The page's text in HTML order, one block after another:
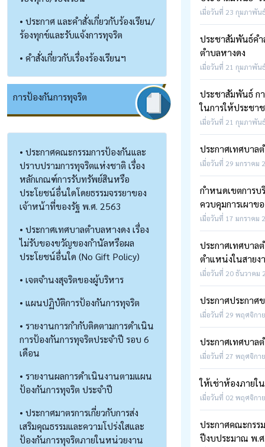
• ประกาศ และคำสั่งเกี่ยวกับร้องเรียน/
ร้องทุกข์และรับแจ้งการทุจริต
• คำสั่งเกี่ยวกับเรื่องร้องเรียนฯ
การป้องกันการทุจริต
• ประกาศคณะกรรมการป้องกันและ
ปราบปรามการทุจริตแห่งชาติ เรื่อง
หลักเกณฑ์การรับทรัพย์สินหรือ
ประโยชน์อื่นใดโดยธรรมจรรยาของ
เจ้าหน้าที่ของรัฐ พ.ศ. 2563
• ประกาศเทศบาลตำบลหางดง เรื่อง
ไม่รับของขวัญของกำนัลหรือผล
ประโยชน์อื่นใด (No Gift Policy)
• เจตจำนงสุจริตของผู้บริหาร
• แผนปฏิบัติการป้องกันการทุจริต
• รายงานการกำกับติดตามการดำเนิน
การป้องกันการทุจริตประจำปี รอบ 6
เดือน
• รายงานผลการดำเนินงานตามแผน
ป้องกันการทุจริต ประจำปี
• ประกาศมาตรการเกี่ยวกับการส่ง
เสริมคุณธรรมและความโปร่งใสและ
ป้องกันการทุจริตภายในหน่วยงาน
เมื่อวันที่ 23 กุมภาพัน
ประชาสัมพันธ์คำ
ตำบลหางดง
เมื่อวันที่ 21 กุมภาพัน
ประชาสัมพันธ์ กา
ในการให้ประช
เมื่อวันที่ 21 กุมภาพัน
ประกาศเทศบาล
เมื่อวันที่ 29 มกราคม
กำหนดเขตการบ
ควบคุมการเผาข
เมื่อวันที่ 17 มกราคม
ประกาศเทศบาล
ตำแหน่งในสายง
เมื่อวันที่ 20 ธันวาคม
ประกาศประกาศ
เมื่อวันที่ 29 พฤศจิกา
ประกาศเทศบาล
เมื่อวันที่ 27 พฤศจิกา
ให้เช่าห้องภายใ
เมื่อวันที่ 02 พฤศจิกา
ประกาศคณะกรร
ปีงบประมาณ พ.